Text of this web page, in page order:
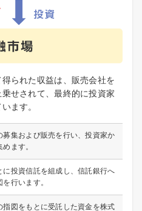
られた収益は、販売会社を
せされて、最終的に投資家
ます。
募集および販売を行い、投資家か
ます。
に投資信託を組成し、信託銀行へ
行います。
指図をもとに受託した資金を株式